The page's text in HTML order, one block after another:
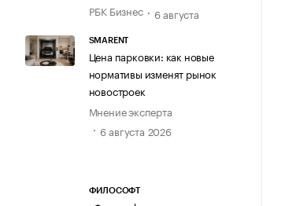
РБК Бизнес
6 августа
SMARENT
Цена парковки: как новые
нормативы изменят рынок
новостроек
Мнение эксперта
6 августа 2026
ФИЛОСОФТ